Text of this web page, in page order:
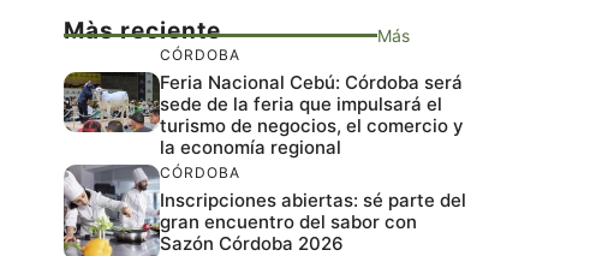
Màs reciente Más
CÓRDOBA
Feria Nacional Cebú: Córdoba será
sede de la feria que impulsará el
turismo de negocios, el comercio y
la economía regional
CÓRDOBA
Inscripciones abiertas: sé parte del
gran encuentro del sabor con
Sazón Córdoba 2026